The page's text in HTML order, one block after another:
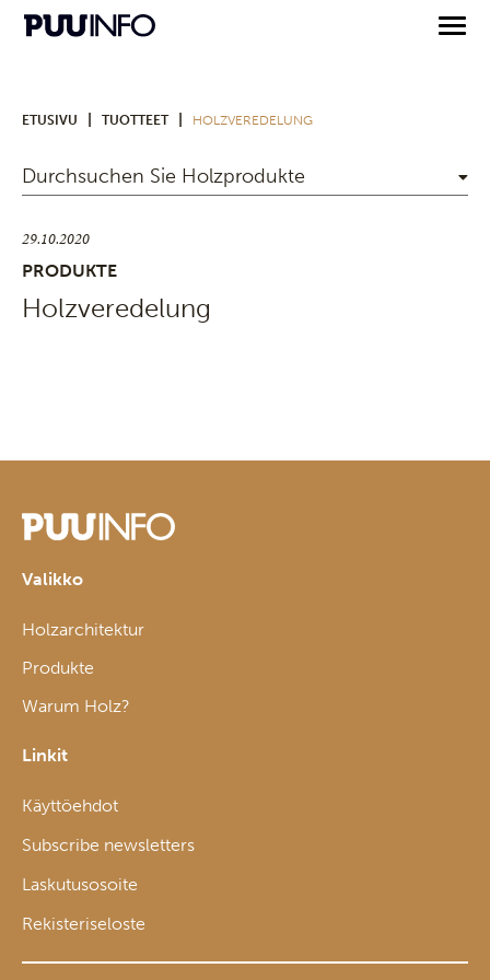
ETUSIVU TUOTTEET HOLZVEREDELUNG
Durchsuchen Sie Holzprodukte
29.10.2020
PRODUKTE
Holzveredelung
Valikko
Holzarchitektur
Produkte
Warum Holz?
Linkit
Käyttöehdot
Subscribe newsletters
Laskutusosoite
Rekisteriseloste